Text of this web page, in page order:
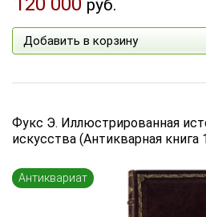
руб.
Добавить в корзину
Фукс Э. Иллюстрированная
искусства (Антикварная книга
Антиквариат